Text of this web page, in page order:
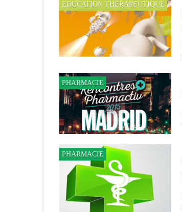
EDUCATION THÉRAPEUTIQUE
PHARMACIE
PHARMACIE